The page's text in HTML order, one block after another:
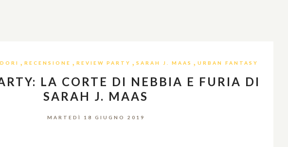
, RECENSIONE , REVIEW PARTY , SARAH J. MAAS , URBAN FANTASY
LA CORTE DI NEBBIA E FURIA DI
SARAH J. MAAS
MARTEDÌ 18 GIUGNO 2019